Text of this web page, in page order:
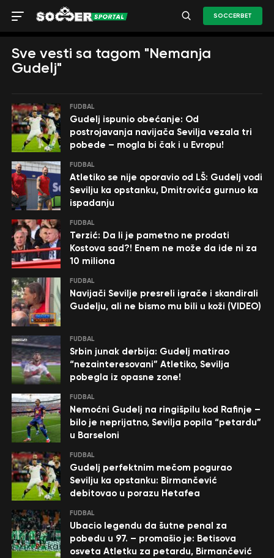
SOCCERBET
Sve vesti sa tagom "Nemanja
Gudelj"
FUDBAL
Gudelj ispunio obećanje: Od
postrojavanja navijača Sevilja vezala tri
pobede – mogla bi čak i u Evropu!
FUDBAL
Atletiko se nije oporavio od LŠ: Gudelj vodi
Sevilju ka opstanku, Dmitrovića gurnuo ka
ispadanju
FUDBAL
Terzić: Da li je pametno ne prodati
Kostova sad?! Enem ne može da ide ni za
10 miliona
FUDBAL
Navijači Sevilje presreli igrače i skandirali
Gudelju, ali ne bismo mu bili u koži (VIDEO)
FUDBAL
Srbin junak derbija: Gudelj matirao
“nezainteresovani” Atletiko, Sevilja
pobegla iz opasne zone!
FUDBAL
Nemoćni Gudelj na ringišpilu kod Rafinje –
bilo je neprijatno, Sevilja popila “petardu”
u Barseloni
FUDBAL
Gudelj perfektnim mečom pogurao
Sevilju ka opstanku: Birmančević
debitovao u porazu Hetafea
FUDBAL
Ubacio legendu da šutne penal za
pobedu u 97. – promašio je: Betisova
osveta Atletku za petardu, Birmančević